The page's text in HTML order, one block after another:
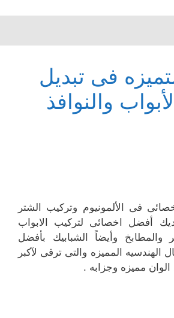
فى تبديل
والنوافذ
فى الألمونيوم وتركيب الشتر
أفضل اخصائى لتركيب الابواب
والمطابخ وأيضاً الشبابيك بأفضل
الهندسيه المميزه والتى ترقى لآكبر
الوان مميزه وجزابه .